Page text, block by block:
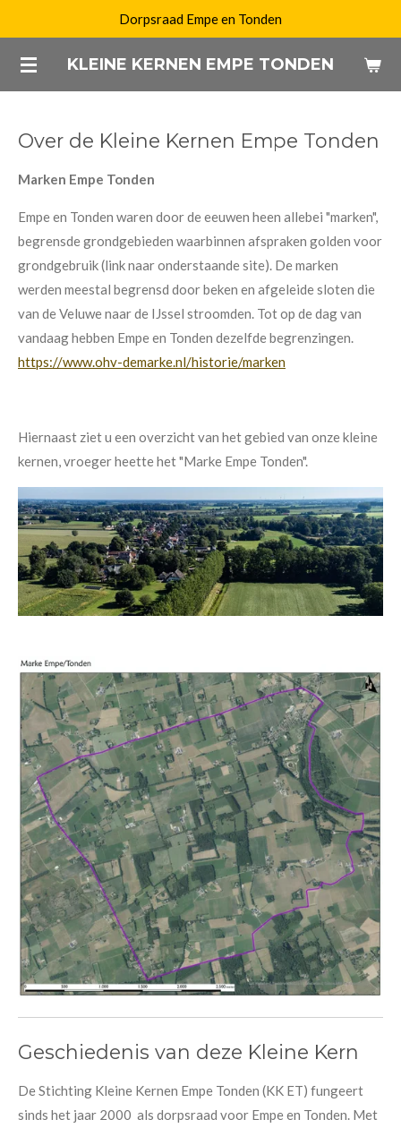
naar
de
KLEINE KERNEN EMPE TONDEN
Dorpsraad Empe en Tonden
Over de Kleine Kernen Empe Tonden
Marken Empe Tonden
Empe en Tonden waren door de eeuwen heen allebei "marken",
begrensde grondgebieden waarbinnen afspraken golden voor
grondgebruik (link naar onderstaande site). De marken
werden meestal begrensd door beken en afgeleide sloten die
van de Veluwe naar de IJssel stroomden. Tot op de dag van
vandaag hebben Empe en Tonden dezelfde begrenzingen.
https://www.ohv-demarke.nl/historie/marken
Hiernaast ziet u een overzicht van het gebied van onze kleine
kernen, vroeger heette het "Marke Empe Tonden".
Geschiedenis van deze Kleine Kern
De Stichting Kleine Kernen Empe Tonden (KK ET) fungeert
sinds het jaar 2000 als dorpsraad voor Empe en Tonden. Met